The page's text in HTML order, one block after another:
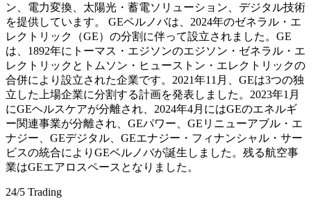
ン、電力変換、太陽光・蓄電ソリューション、デジタル技術
を提供しています。 GEベルノバは、2024年のゼネラル・エ
レクトリック（GE）の分割に伴って設立されました。GE
は、1892年にトーマス・エジソンのエジソン・ゼネラル・エ
レクトリックとトムソン・ヒューストン・エレクトリックの
合併により設立された企業です。2021年11月、GEは3つの独
立した上場企業に分割する計画を発表しました。2023年1月
にGEヘルスケアが分離され、2024年4月にはGEのエネルギ
ー関連事業が分離され、GEパワー、GEリニューアブル・エ
ナジー、GEデジタル、GEエナジー・フィナンシャル・サー
ビスの統合によりGEベルノバが誕生しました。残る航空事
業はGEエアロスペースとなりました。
24/5 Trading